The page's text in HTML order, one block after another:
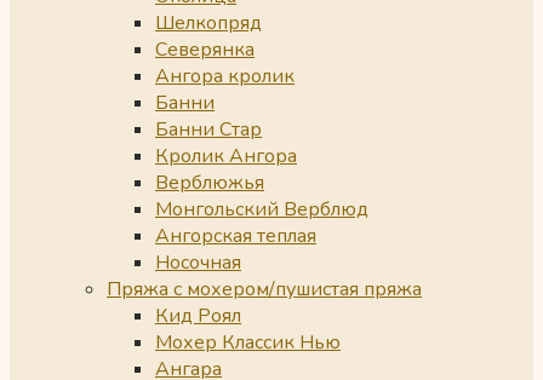
Шелкопряд
Северянка
Ангора кролик
Банни
Банни Стар
Кролик Ангора
Верблюжья
Монгольский Верблюд
Ангорская теплая
Носочная
Пряжа с мохером/пушистая пряжа
Кид Роял
Мохер Классик Нью
Ангара